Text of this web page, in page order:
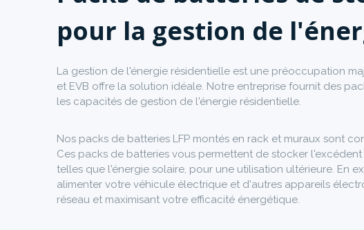
pour la gestion de
La gestion de l'énergie résidentielle est une préoccupation
et EVB offre la solution idéale. Notre entreprise fournit des
les capacités de gestion de l'énergie résidentielle.
Nos packs de batteries LFP montés en rack et muraux sont
Ces packs de batteries vous permettent de stocker
telles que l'énergie solaire, pour une utilisation ultérieure. En
alimenter votre véhicule électrique et d'autres appareils
réseau et maximisant votre efficacité énergétique.